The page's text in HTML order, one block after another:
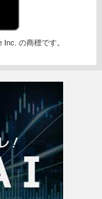
の商標です。